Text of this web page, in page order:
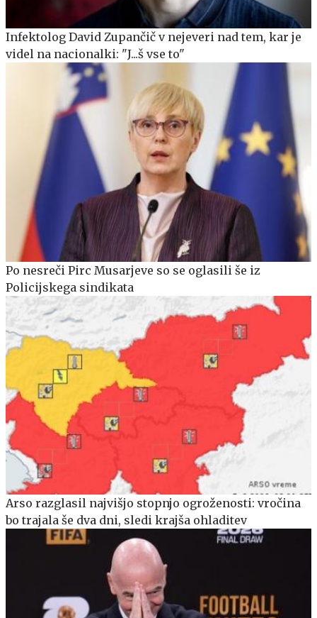
Infektolog David Zupančič v nejeveri nad tem, kar je
videl na nacionalki: "J...š vse to"
Po nesreči Pirc Musarjeve so se oglasili še iz
Policijskega sindikata
Arso razglasil najvišjo stopnjo ogroženosti: vročina
bo trajala še dva dni, sledi krajša ohladitev